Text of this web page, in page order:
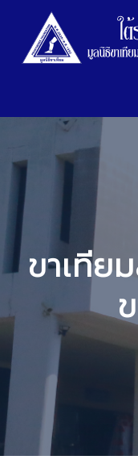
ขาเทีย